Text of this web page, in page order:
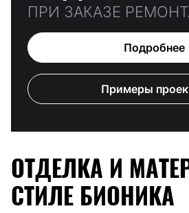
ПРИ ЗАКАЗЕ
Подробнее
Примеры
ОТДЕЛКА И
СТИЛЕ БИОНИКА